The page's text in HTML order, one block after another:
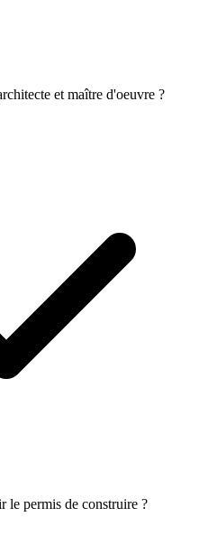
et maître d'oeuvre ?
le permis de construire ?